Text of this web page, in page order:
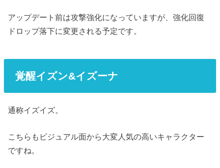
アップデート前は攻撃強化になっていますが、強化回復
ドロップ落下に変更される予定です。
覚醒イズン&イズーナ
通称イズイズ。
こちらもビジュアル面から大変人気の高いキャラクター
ですね。